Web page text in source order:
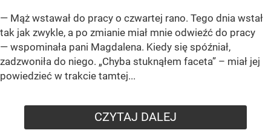
— Mąż wstawał do pracy o czwartej rano. Tego dnia wstał
tak jak zwykle, a po zmianie miał mnie odwieźć do pracy
— wspominała pani Magdalena. Kiedy się spóźniał,
zadzwoniła do niego. „Chyba stuknąłem faceta” – miał jej
powiedzieć w trakcie tamtej...
CZYTAJ DALEJ